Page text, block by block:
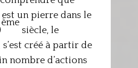
un pierre dans le
ème
siècle, le
créé à partir de
nombre d’actions